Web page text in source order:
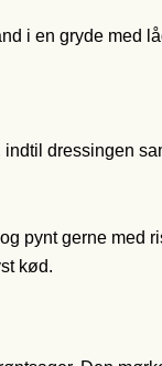
i en gryde med
dressingen
pynt gerne
kød.